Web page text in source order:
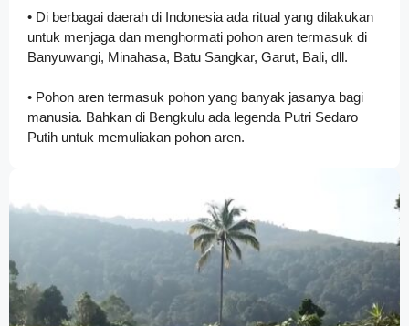
• Di berbagai daerah di Indonesia ada ritual yang dilakukan
untuk menjaga dan menghormati pohon aren termasuk di
Banyuwangi, Minahasa, Batu Sangkar, Garut, Bali, dll.
• Pohon aren termasuk pohon yang banyak jasanya bagi
manusia. Bahkan di Bengkulu ada legenda Putri Sedaro
Putih untuk memuliakan pohon aren.